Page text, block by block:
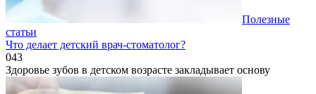
Полезные
статьи
Что делает детский врач-стоматолог?
043
Здоровье зубов в детском возрасте закладывает основу